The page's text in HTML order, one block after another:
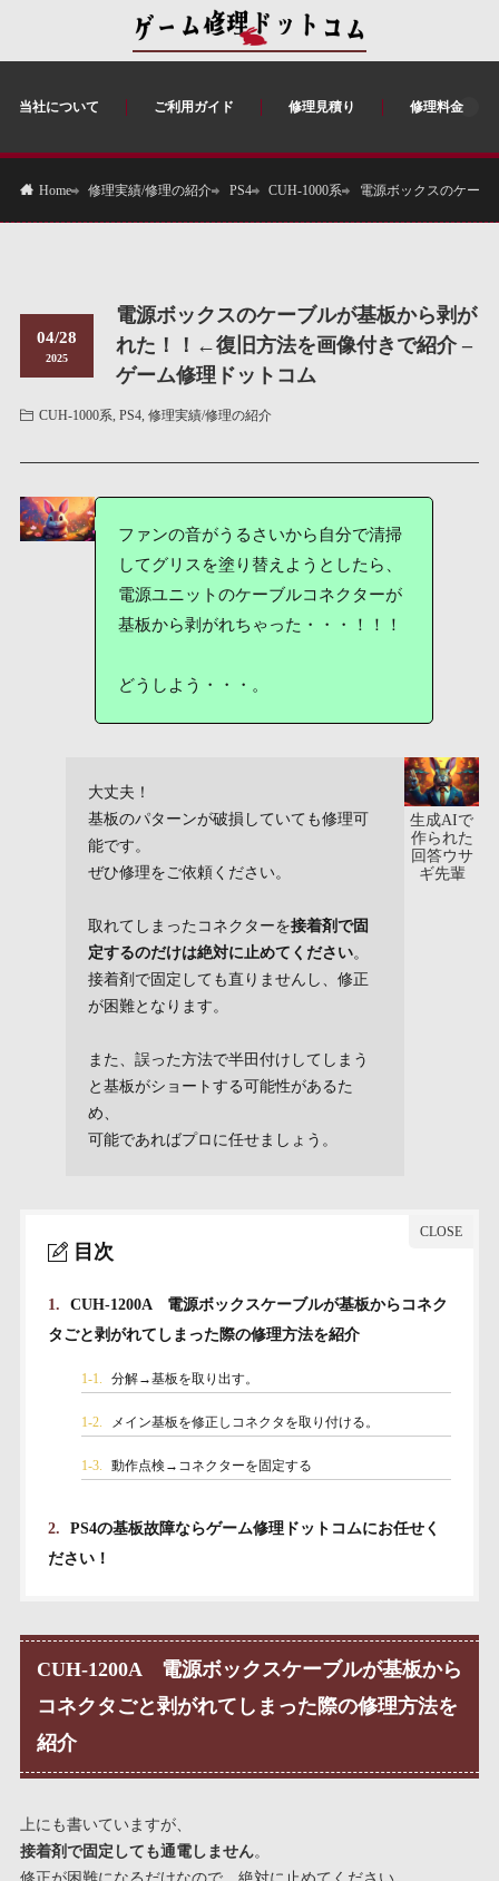
当社について ご利用ガイド 修理見積り 修理料金
Home 修理実績/修理の紹介 PS4 CUH-1000系 電源ボックスのケー
04/28
2025
電源ボックスのケーブルが基板から剥が
れた！！←復旧方法を画像付きで紹介 –
ゲーム修理ドットコム
CUH-1000系 PS4, 修理実績/修理の紹介
ファンの音がうるさいから自分で清掃
してグリスを塗り替えようとしたら、
電源ユニットのケーブルコネクターが
基板から剥がれちゃった・・・！！！
どうしよう・・・。
生成AIで
作られた
回答ウサ
ギ先輩
大丈夫！
基板のパターンが破損していても修理可
能です。
ぜひ修理をご依頼ください。
取れてしまったコネクターを接着剤で固
定するのだけは絶対に止めてください。
接着剤で固定しても直りませんし、修正
が困難となります。
また、誤った方法で半田付けしてしまう
と基板がショートする可能性があるた
め、
可能であればプロに任せましょう。
目次
1.
CUH-1200A 電源ボックスケーブルが基板からコネク
タごと剥がれてしまった際の修理方法を紹介
1-1. 分解→基板を取り出す。
1-2. メイン基板を修正しコネクタを取り付ける。
1-3. 動作点検→コネクターを固定する
2.
PS4の基板故障ならゲーム修理ドットコムにお任せく
ださい！
CUH-1200A 電源ボックスケーブルが基板から
コネクタごと剥がれてしまった際の修理方法を
紹介
上にも書いていますが、
接着剤で固定しても通電しません。